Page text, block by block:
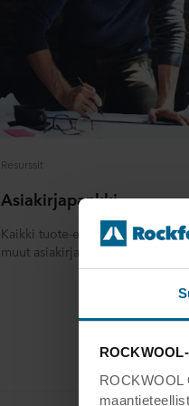
Resurssit
Asiakirjapankki
Kaikki tuote-esitteet, julkaisut ja
muut asiakirjat samassa paikassa.